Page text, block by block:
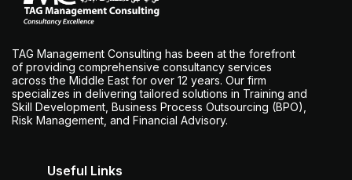
TAG Management Consulting has been at the forefront
of providing comprehensive consultancy services
across the Middle East for over 12 years. Our firm
specializes in delivering tailored solutions in Training and
Skill Development, Business Process Outsourcing (BPO),
Risk Management, and Financial Advisory.
Useful Links